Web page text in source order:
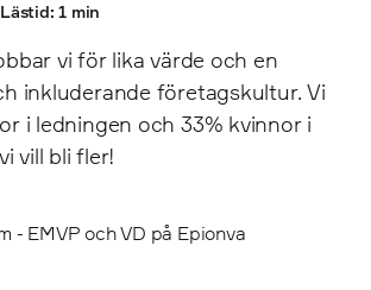
Lästid: 1 min
vi för lika värde och en
inkluderande företagskultur. Vi
i ledningen och 33% kvinnor i
vill bli fler!